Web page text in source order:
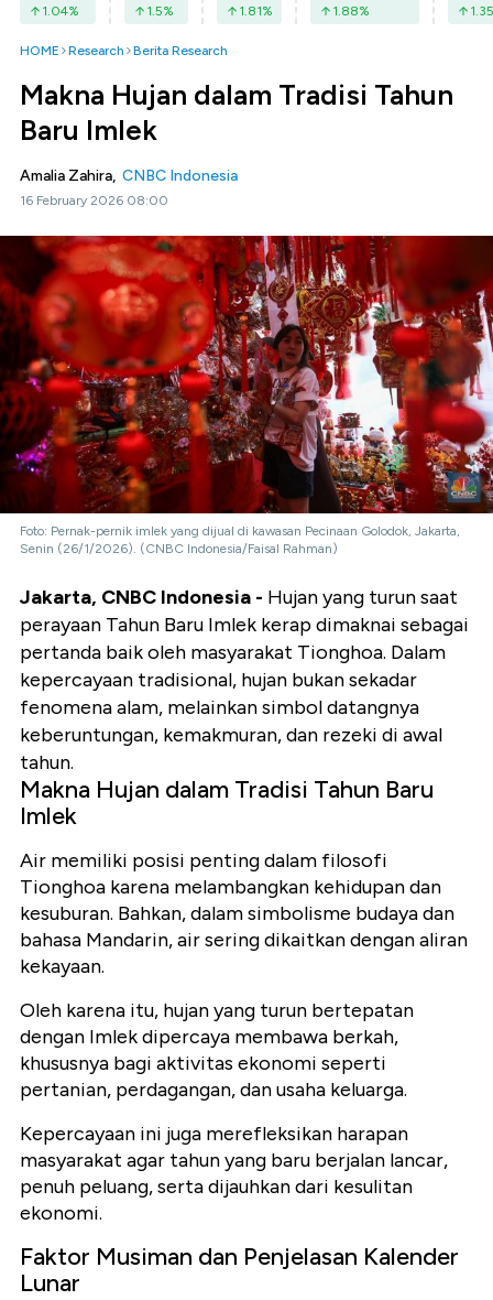
1.04% 1.5% 1.81% 1.88% 1.35
HOME Research Berita Research
Makna Hujan dalam Tradisi Tahun
Baru Imlek
Amalia Zahira, CNBC Indonesia
16 February 2026 08:00
Foto: Pernak-pernik imlek yang dijual di kawasan Pecinaan Golodok, Jakarta,
Senin (26/1/2026). (CNBC Indonesia/Faisal Rahman)
Jakarta, CNBC Indonesia - Hujan yang turun saat
perayaan Tahun Baru Imlek kerap dimaknai sebagai
pertanda baik oleh masyarakat Tionghoa. Dalam
kepercayaan tradisional, hujan bukan sekadar
fenomena alam, melainkan simbol datangnya
keberuntungan, kemakmuran, dan rezeki di awal
tahun.
Makna Hujan dalam Tradisi Tahun Baru
Imlek
Air memiliki posisi penting dalam filosofi
Tionghoa karena melambangkan kehidupan dan
kesuburan. Bahkan, dalam simbolisme budaya dan
bahasa Mandarin, air sering dikaitkan dengan aliran
kekayaan.
Oleh karena itu, hujan yang turun bertepatan
dengan Imlek dipercaya membawa berkah,
khususnya bagi aktivitas ekonomi seperti
pertanian, perdagangan, dan usaha keluarga.
Kepercayaan ini juga merefleksikan harapan
masyarakat agar tahun yang baru berjalan lancar,
penuh peluang, serta dijauhkan dari kesulitan
ekonomi.
Faktor Musiman dan Penjelasan Kalender
Lunar